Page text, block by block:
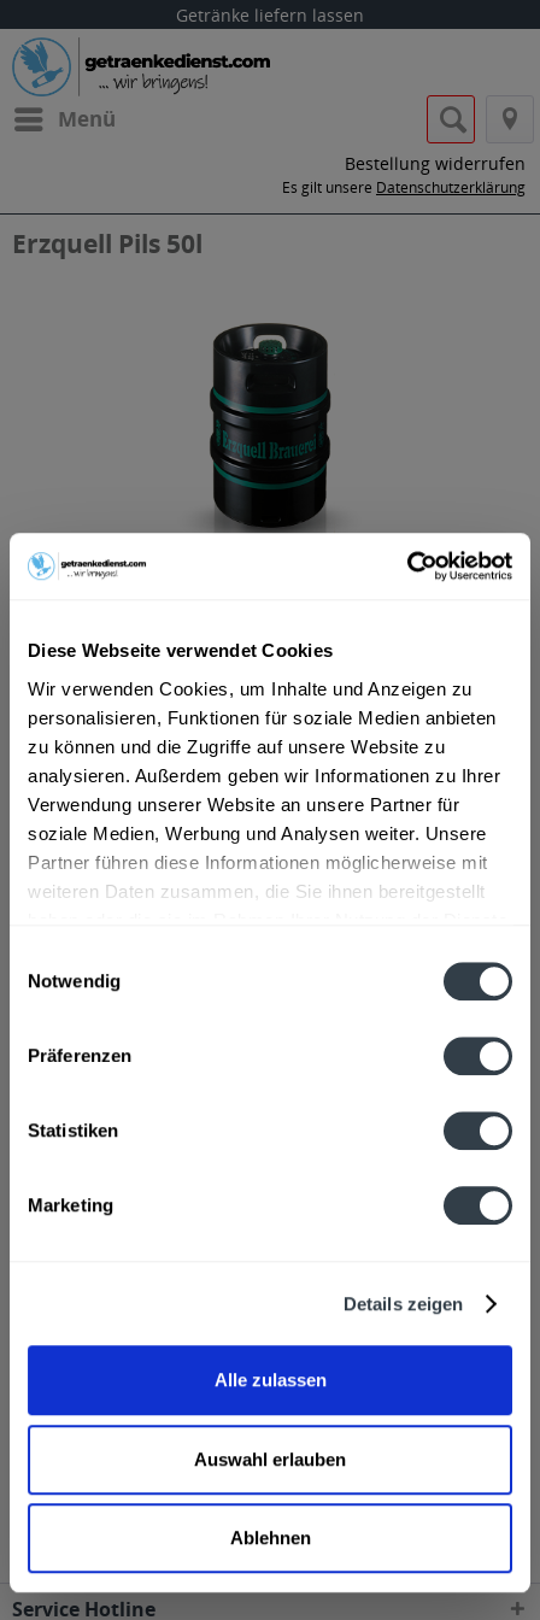
Diese Webseite verwendet Cookies
Wir verwenden Cookies, um Inhalte und Anzeigen zu
personalisieren, Funktionen für soziale Medien anbieten
zu können und die Zugriffe auf unsere Website zu
analysieren. Außerdem geben wir Informationen zu Ihrer
Verwendung unserer Website an unsere Partner für
soziale Medien, Werbung und Analysen weiter. Unsere
Partner führen diese Informationen möglicherweise mit
weiteren Daten zusammen, die Sie ihnen bereitgestellt
Notwendig
Präferenzen
Statistiken
Marketing
Details zeigen
Alle zulassen
Auswahl erlauben
Ablehnen
Getränke liefern lassen
Menü
Bestellung widerrufen
Es gilt unsere Datenschutzerklärung
Erzquell Pils 50l
inkl. MwSt.ggf. zzgl. Erschwerniszuschlag
Vorrätig
MEHRWEG
+30,00 € Pfand
In den Warenkorb
Artikel-Nr.:
25069
Verfügbar in:
Zutaten und Allergene
Erzquell Brauerei Bielstein, Bielsteiner Straße 108, Wiehl-
Bielsteinmehr
Kunden haben sich ebenfalls angesehen
Erzquell Pils 50l wird in den folgenden Regionen,
Städten, Orten und Postleitzahl-Gebieten geliefert
Service Hotline